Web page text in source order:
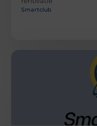
Smartclub